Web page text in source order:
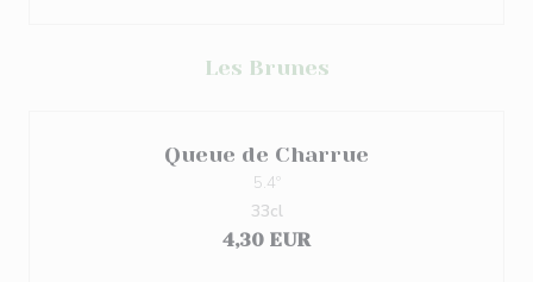
Les Brunes
Queue de Charrue
5.4º
4,30 EUR
33cl